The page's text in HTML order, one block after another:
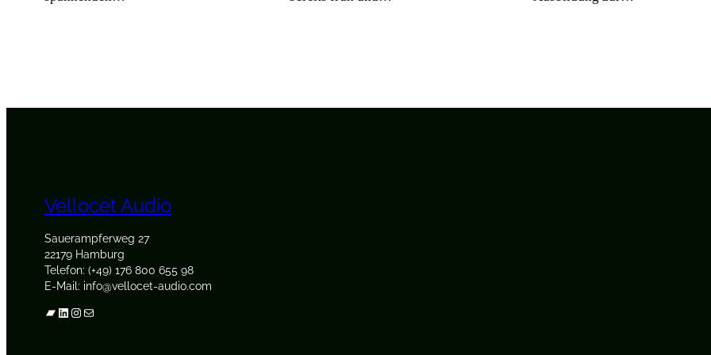
Vellocet Audio
Sauerampferweg 27
22179 Hamburg
Telefon: (+49) 176 800 655 98
E-Mail: info@vellocet-audio.com
Bandcamp
LinkedIn
Instagram
E-Mail